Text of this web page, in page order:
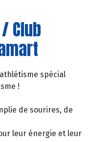
Club
spécial
!
de sourires, de
leur énergie et leur